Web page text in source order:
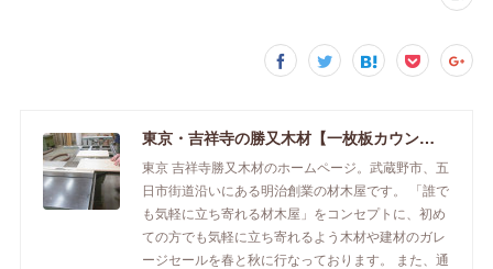
東京・吉祥寺の勝又木材【一枚板カウンター】
東京 吉祥寺勝又木材のホームページ。武蔵野市、五
日市街道沿いにある明治創業の材木屋です。 「誰で
も気軽に立ち寄れる材木屋」をコンセプトに、初め
ての方でも気軽に立ち寄れるよう木材や建材のガレ
ージセールを春と秋に行なっております。 また、通